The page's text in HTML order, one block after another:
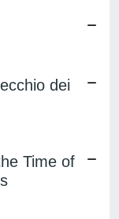
dei
Time of